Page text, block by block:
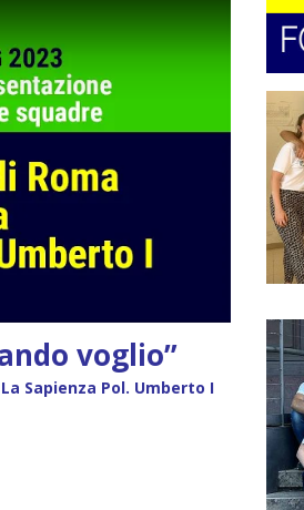
voglio”
Sapienza Pol. Umberto I